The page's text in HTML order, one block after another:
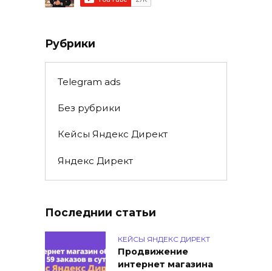
Рубрики
Telegram ads
Без рубрики
Кейсы Яндекс Директ
Яндекс Директ
Последнии статьи
КЕЙСЫ ЯНДЕКС ДИРЕКТ
Продвижение
интернет магазина